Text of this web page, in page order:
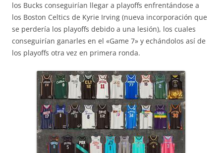
los Bucks conseguirían llegar a playoffs enfrentándose a
los Boston Celtics de Kyrie Irving (nueva incorporación que
se perdería los playoffs debido a una lesión), los cuales
conseguirían ganarles en el «Game 7» y echándolos así de
los playoffs otra vez en primera ronda.